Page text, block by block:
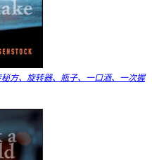
方、旋转器、瓶子、一口酒、一次握